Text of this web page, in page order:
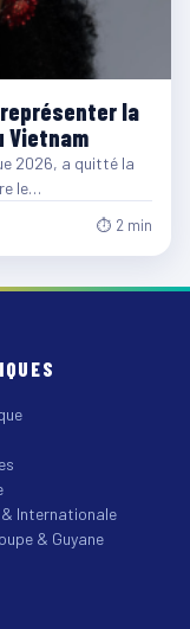
représenter la
Vietnam
2026, a quitté la
le…
⏱ 2 min
Internationale
& Guyane